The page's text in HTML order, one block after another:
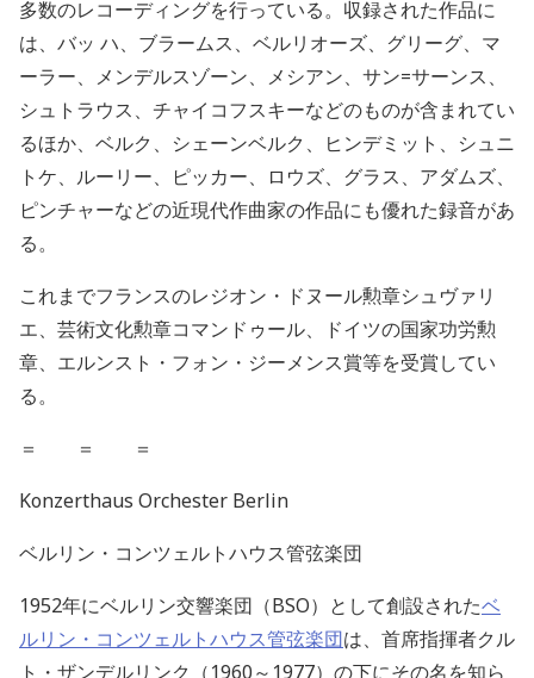
多数のレコーディングを行っている。収録された作品に
は、バッ ハ、ブラームス、ベルリオーズ、グリーグ、マ
ーラー、メンデルスゾーン、メシアン、サン=サーンス、
シュトラウス、チャイコフスキーなどのものが含まれてい
るほか、ベルク、シェーンベルク、ヒンデミット、シュニ
トケ、ルーリー、ピッカー、ロウズ、グラス、アダムズ、
ピンチャーなどの近現代作曲家の作品にも優れた録音があ
る。
これまでフランスのレジオン・ドヌール勲章シュヴァリ
エ、芸術文化勲章コマンドゥール、ドイツの国家功労勲
章、エルンスト・フォン・ジーメンス賞等を受賞してい
る。
＝ ＝ ＝
Konzerthaus Orchester Berlin
ベルリン・コンツェルトハウス管弦楽団
1952年にベルリン交響楽団（BSO）として創設されたベ
ルリン・コンツェルトハウス管弦楽団は、首席指揮者クル
ト・ザンデルリンク（1960～ 1977）の下にその名を知ら